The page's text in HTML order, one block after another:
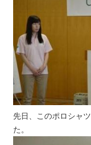
先日、このポロシャ
た。